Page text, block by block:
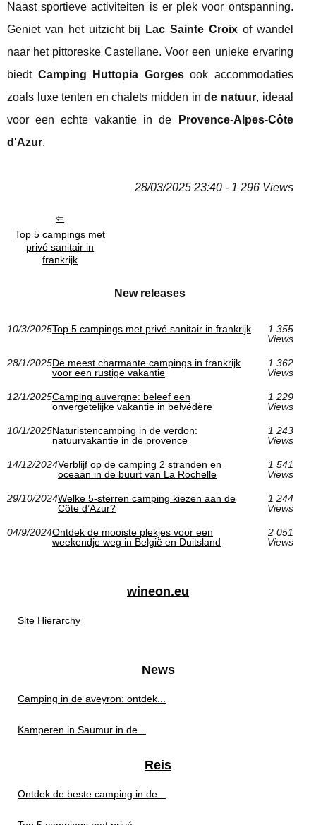
Naast sportieve activiteiten is er plek voor ontspanning.
Geniet van het uitzicht bij
Lac Sainte Croixof wandel
naar het pittoreske Castellane. Voor een unieke ervaring
biedt Camping Huttopia Gorgesook accommodaties
zoals luxe tenten en chalets midden inde natuur, ideaal
voor een echte vakantie in de
Provence-Alpes-Côte
d'Azur.
28/03/2025 23:40 - 1 296 Views
Top 5 campings met
privé sanitair in
frankrijk
New releases
10/3/2025Top 5 campings met privé sanitair in frankrijk
1 355
Views
28/1/2025De meest charmante campings in frankrijk
voor een rustige vakantie
1 362
Views
12/1/2025Camping auvergne: beleef een
onvergetelijke vakantie in belvédère
1 229
Views
10/1/2025Naturistencamping in de verdon:
natuurvakantie in de provence
1 243
Views
14/12/2024Verblijf op de camping 2 stranden en
oceaan in de buurt van La Rochelle
1 541
Views
29/10/2024Welke 5-sterren camping kiezen aan de
Côte d’Azur?
1 244
Views
04/9/2024Ontdek de mooiste plekjes voor een
weekendje weg in België en Duitsland
2 051
Views
wineon.eu
Site Hierarchy
News
Camping in de aveyron: ontdek...
Kamperen in Saumur in de...
Reis
Ontdek de beste camping in de...